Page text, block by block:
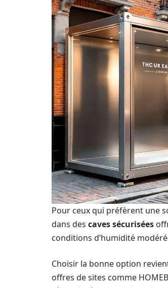
Pour ceux qui préfèrent une
dans des caves sécurisées
conditions d’humidité
Choisir la bonne option
offres de sites comme